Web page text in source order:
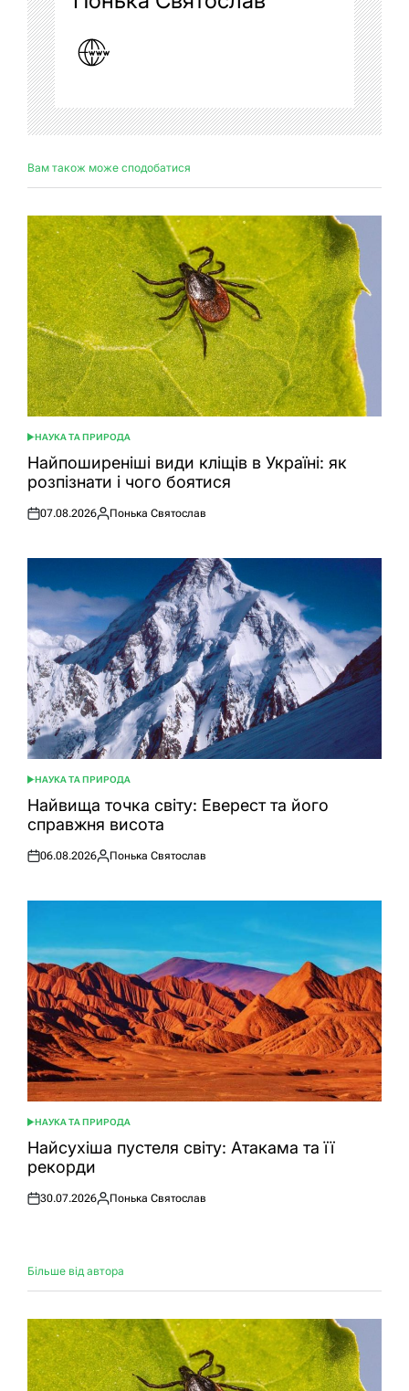
Вам також може сподобатися
ОПУБЛІКУВАТИ
У
НАУКА ТА ПРИРОДА
Найпоширеніші види кліщів в Україні: як
розпізнати і чого боятися
Оприлюднено
07.08.2026
Опубліковано
Понька Святослав
ОПУБЛІКУВАТИ
У
НАУКА ТА ПРИРОДА
Найвища точка світу: Еверест та його
справжня висота
Оприлюднено
06.08.2026
Опубліковано
Понька Святослав
ОПУБЛІКУВАТИ
У
НАУКА ТА ПРИРОДА
Найсухіша пустеля світу: Атакама та її
рекорди
Оприлюднено
30.07.2026
Опубліковано
Понька Святослав
Більше від автора